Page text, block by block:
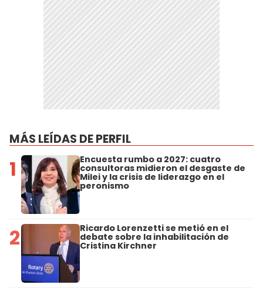
MÁS LEÍDAS DE PERFIL
1 Encuesta rumbo a 2027: cuatro
consultoras midieron el desgaste de
Milei y la crisis de liderazgo en el
peronismo
2 Ricardo Lorenzetti se metió en el
debate sobre la inhabilitación de
Cristina Kirchner